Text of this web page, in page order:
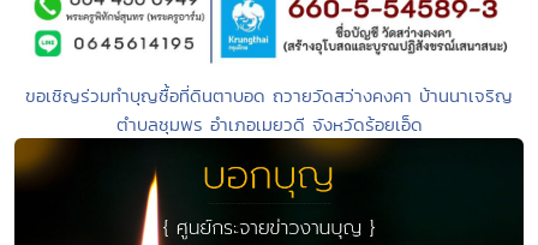
ขอเชิญร่วมทำบุญซื้อที่ดินตาบอด ถวายวัดสว่างคงคา บ้านนาเจริญ
ตำบลชุมพร อำเภอเมยวดี จังหวัดร้อยเอ็ด